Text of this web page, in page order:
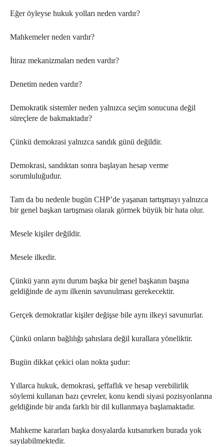
Eğer öyleyse hukuk yolları neden vardır?
Mahkemeler neden vardır?
İtiraz mekanizmaları neden vardır?
Denetim neden vardır?
Demokratik sistemler neden yalnızca seçim sonucuna değil
süreçlere de bakmaktadır?
Çünkü demokrasi yalnızca sandık günü değildir.
Demokrasi, sandıktan sonra başlayan hesap verme
sorumluluğudur.
Tam da bu nedenle bugün CHP’de yaşanan tartışmayı yalnızca
bir genel başkan tartışması olarak görmek büyük bir hata olur.
Mesele kişiler değildir.
Mesele ilkedir.
Çünkü yarın aynı durum başka bir genel başkanın başına
geldiğinde de aynı ilkenin savunulması gerekecektir.
Gerçek demokratlar kişiler değişse bile aynı ilkeyi savunurlar.
Çünkü onların bağlılığı şahıslara değil kurallara yöneliktir.
Bugün dikkat çekici olan nokta şudur:
Yıllarca hukuk, demokrasi, şeffaflık ve hesap verebilirlik
söylemi kullanan bazı çevreler, konu kendi siyasi pozisyonlarına
geldiğinde bir anda farklı bir dil kullanmaya başlamaktadır.
Mahkeme kararları başka dosyalarda kutsanırken burada yok
sayılabilmektedir.